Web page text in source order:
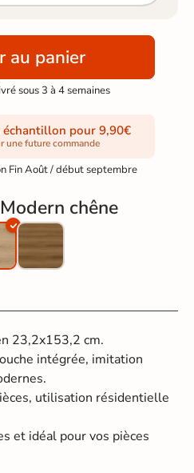
au panier
sous 3 à 4 semaines
échantillon pour 9,90€
une future commande
Fin Août / début septembre
Modern chêne
23,2x153,2 cm.
intégrée, imitation
utilisation résidentielle
et idéal pour vos pièces